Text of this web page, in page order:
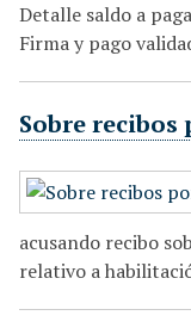
Detalle saldo a
Firma y pago
Sobre
acusando recibo
relativo a